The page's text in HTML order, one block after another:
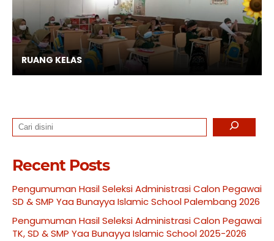
RUANG KELAS
Search
Recent Posts
Pengumuman Hasil Seleksi Administrasi Calon Pegawai
SD & SMP Yaa Bunayya Islamic School Palembang 2026
Pengumuman Hasil Seleksi Administrasi Calon Pegawai
TK, SD & SMP Yaa Bunayya Islamic School 2025-2026